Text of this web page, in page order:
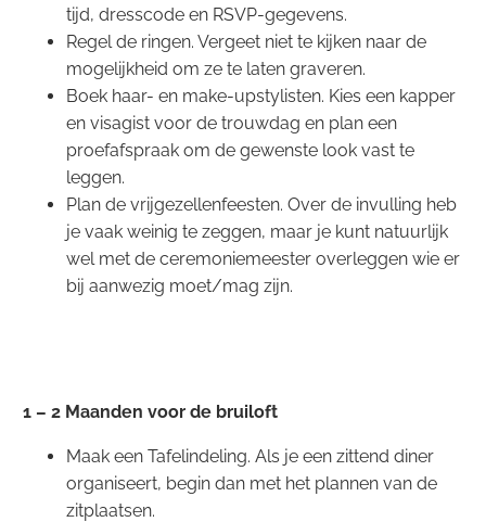
tijd, dresscode en RSVP-gegevens.
Regel de ringen. Vergeet niet te kijken naar de
mogelijkheid om ze te laten graveren.
Boek haar- en make-upstylisten. Kies een kapper
en visagist voor de trouwdag en plan een
proefafspraak om de gewenste look vast te
leggen.
Plan de vrijgezellenfeesten. Over de invulling heb
je vaak weinig te zeggen, maar je kunt natuurlijk
wel met de ceremoniemeester overleggen wie er
bij aanwezig moet/mag zijn.
1 – 2 Maanden voor de bruiloft
Maak een Tafelindeling. Als je een zittend diner
organiseert, begin dan met het plannen van de
zitplaatsen.